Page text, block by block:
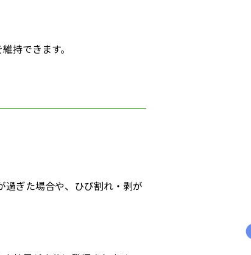
持できます。
過ぎた場合や、ひび割れ・剥が